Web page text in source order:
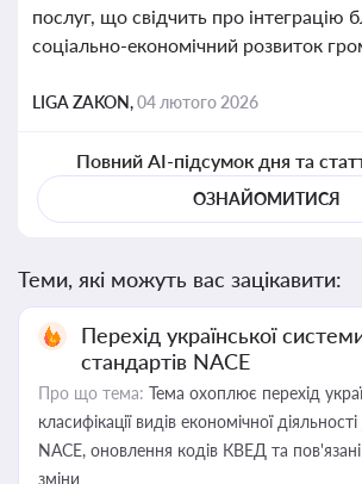
послуг, що свідчить про інтеграцію
соціально-економічний розвиток
LIGA ZAKON,04 лютого 2026
Повний AI-підсумок дня та
ОЗНАЙОМИТИСЯ
Теми, які можуть вас зацікавити:
Перехід української
стандартів NACE
Про що тема: Тема охоплює перехід
класифікації видів економічної
NACE, оновлення кодів КВЕД та
зміни